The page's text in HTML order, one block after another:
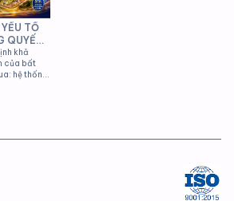
TỐ
QUYẾT
khả
của bất
hệ thống
của dự